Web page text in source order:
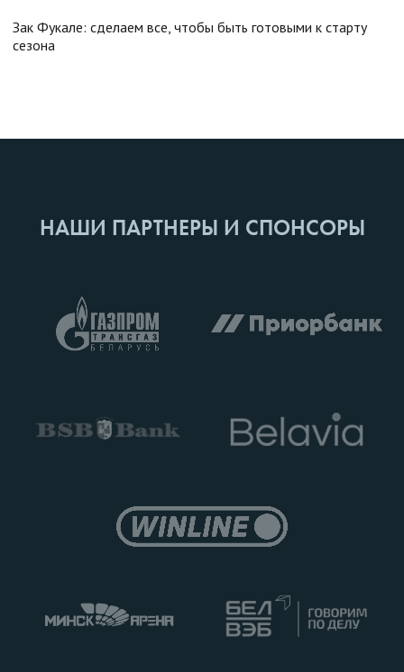
Зак Фукале: сделаем все, чтобы быть готовыми к старту
сезона
НАШИ ПАРТНЕРЫ И СПОНСОРЫ